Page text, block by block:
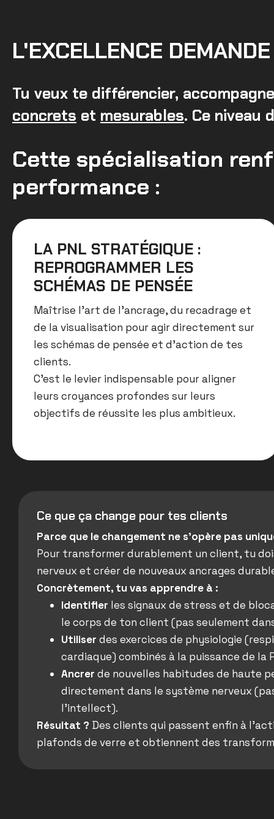
L'EXCELLENCE
Tu veux te différencier,
concrets et mesurables. Ce niveau
Cette spécialisation
performance :
LA PNL STRATÉGIQUE :
REPROGRAMMER LES
SCHÉMAS DE PENSÉE
Maîtrise l’art de l’ancrage, du recadrage et
de la visualisation pour agir directement sur
les schémas de pensée et d’action de tes
clients.
C’est le levier indispensable pour aligner
leurs croyances profondes sur leurs
objectifs de réussite les plus ambitieux.
Ce que ça change pour tes clients
Parce que le changement ne s’opère pas
Pour transformer durablement un client, tu
nerveux et créer de nouveaux ancrages
Concrètement, tu vas apprendre à :
Identifier les signaux de stress et de
le corps de ton client (pas seulement
Utiliser des exercices de physiologie
cardiaque) combinés à la puissance de la
Ancrer de nouvelles habitudes de haute
directement dans le système nerveux
l’intellect).
Résultat ? Des clients qui passent enfin à
plafonds de verre et obtiennent des